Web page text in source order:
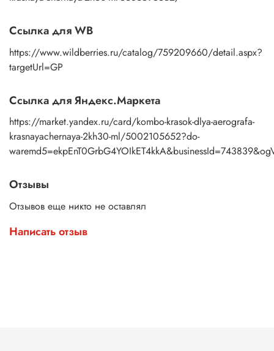
Ссылка для WB
https://www.wildberries.ru/catalog/759209660/detail.aspx?
targetUrl=GP
Ссылка для Яндекс.Маркета
https://market.yandex.ru/card/kombo-krasok-dlya-aerografa-
krasnayachernaya-2kh30-ml/5002105652?do-
Отзывы
Отзывов еще никто не оставлял
Написать отзыв